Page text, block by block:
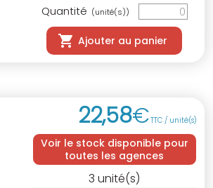
Quantité (unité(s))
Ajouter au panier
22,58€TTC / unité(s)
Voir le stock disponible pour
toutes les agences
3 unité(s)